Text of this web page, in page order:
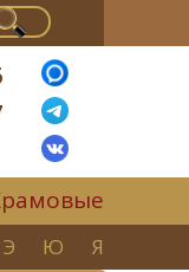
Э Ю Я